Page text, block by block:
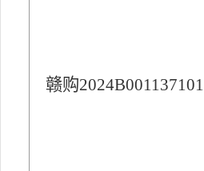
赣购2024B001137101